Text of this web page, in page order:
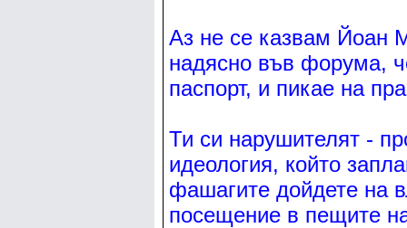
Аз не се казвам Йоан
надясно във форума,
паспорт, и пикае на
Ти си нарушителят -
идеология, който
фашагите дойдете на
посещение в пещите